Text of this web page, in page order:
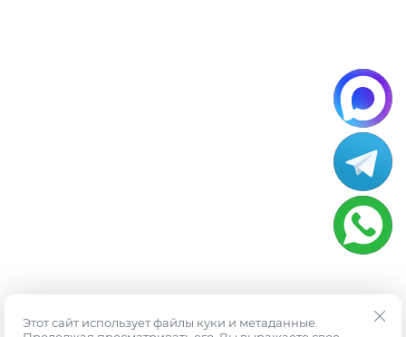
Этот сайт использует файлы куки и метаданные.